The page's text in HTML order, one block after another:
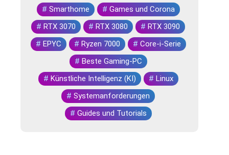
# Smarthome # Games und Corona
# RTX 3070 # RTX 3080 # RTX 3090
# EPYC # Ryzen 7000 # Core-i-Serie
# Beste Gaming-PC
# Künstliche Intelligenz (KI) # Linux
# Systemanforderungen
# Guides und Tutorials